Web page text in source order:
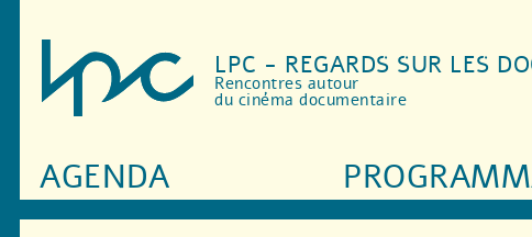
LPC - REGARDS SUR LES
Rencontres autour
du cinéma documentaire
AGENDA